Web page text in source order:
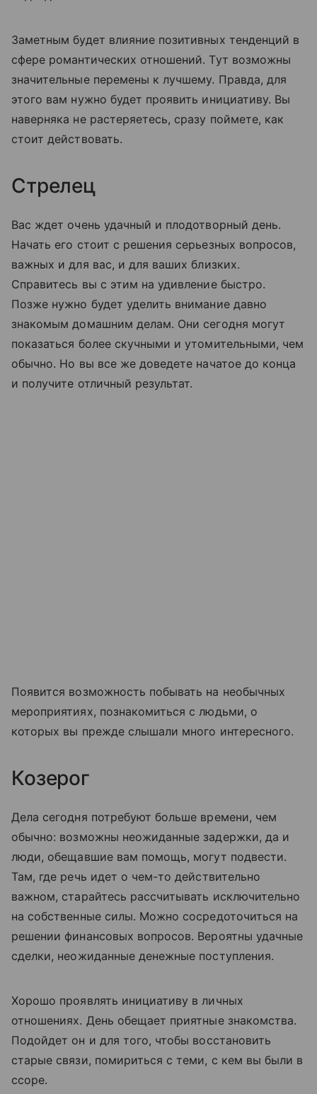
Заметным будет влияние позитивных тенденций в
сфере романтических отношений. Тут возможны
значительные перемены к лучшему. Правда, для
этого вам нужно будет проявить инициативу. Вы
наверняка не растеряетесь, сразу поймете, как
стоит действовать.
Стрелец
Вас ждет очень удачный и плодотворный день.
Начать его стоит с решения серьезных вопросов,
важных и для вас, и для ваших близких.
Справитесь вы с этим на удивление быстро.
Позже нужно будет уделить внимание давно
знакомым домашним делам. Они сегодня могут
показаться более скучными и утомительными, чем
обычно. Но вы все же доведете начатое до конца
и получите отличный результат.
Появится возможность побывать на необычных
мероприятиях, познакомиться с людьми, о
которых вы прежде слышали много интересного.
Козерог
Дела сегодня потребуют больше времени, чем
обычно: возможны неожиданные задержки, да и
люди, обещавшие вам помощь, могут подвести.
Там, где речь идет о чем-то действительно
важном, старайтесь рассчитывать исключительно
на собственные силы. Можно сосредоточиться на
решении финансовых вопросов. Вероятны удачные
сделки, неожиданные денежные поступления.
Хорошо проявлять инициативу в личных
отношениях. День обещает приятные знакомства.
Подойдет он и для того, чтобы восстановить
старые связи, помириться с теми, с кем вы были в
ссоре.